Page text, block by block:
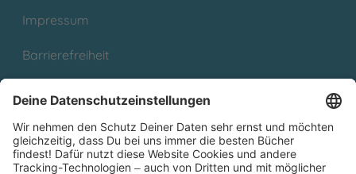
Impressum
Barrierefreiheit
Partnerprogramm (Affiliate)